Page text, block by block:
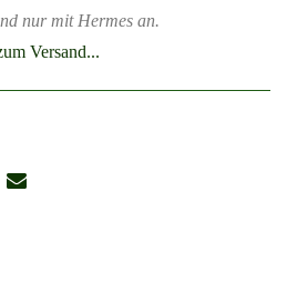
nur mit Hermes an.
Versand...